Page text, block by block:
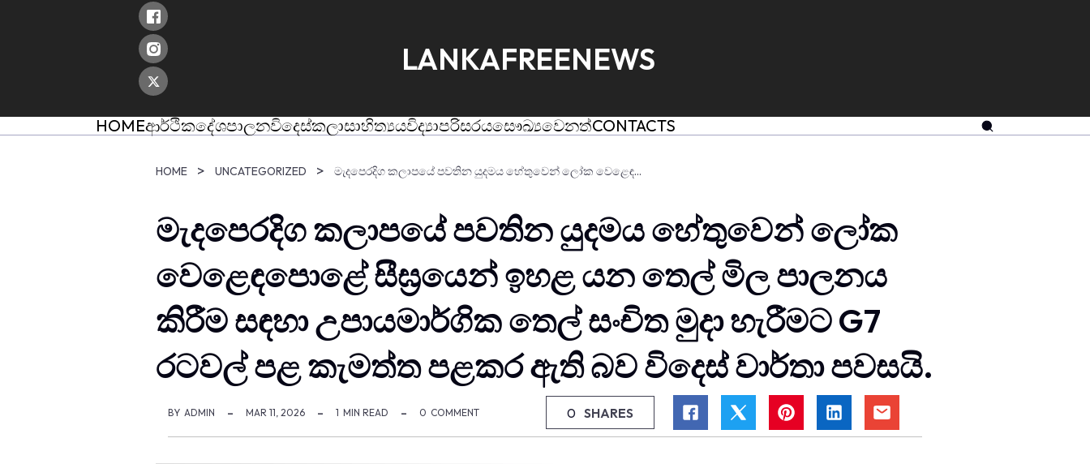
LANKAFREENEWS
HOMEආර්ථිකදේශපාලනවිදෙස්කලාසාහිත්‍යයවිද්‍යාපරිසරයසෞඛ්‍යවෙනත්CONTACTS
HOME UNCATEGORIZED මැදපෙරදිග කලාපයේ පවතින යුදමය හේතුවෙන් ලෝක වෙළෙඳපොළේ සීඝ්‍රයෙන් ඉහළ යන තෙල් මිල පාලනය කිරීම සඳහා උපායමාර්ගික තෙල් සංචිත මුදා හැරීමට G7 රටවල් පළ කැමත්ත පළකර ඇති බව විදෙස් වාර්තා පවසයි.
මැදපෙරදිග කලාපයේ පවතින යුදමය හේතුවෙන් ලෝක
වෙළෙඳපොළේ සීඝ්‍රයෙන් ඉහළ යන තෙල් මිල පාලනය
කිරීම සඳහා උපායමාර්ගික තෙල් සංචිත මුදා හැරීමට G7
රටවල් පළ කැමත්ත පළකර ඇති බව විදෙස් වාර්තා පවසයි.
BY ADMIN MAR 11, 2026 1 MIN READ 0 COMMENT 0 SHARES